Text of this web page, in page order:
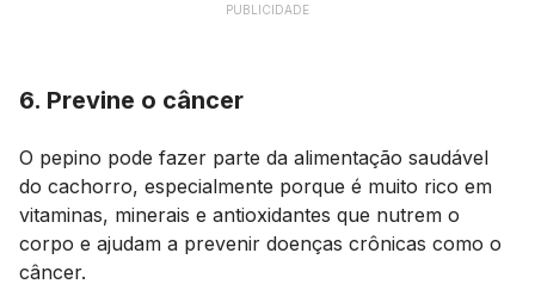
PUBLICIDADE
6. Previne o câncer
O pepino pode fazer parte da alimentação saudável
do cachorro, especialmente porque é muito rico em
vitaminas, minerais e antioxidantes que nutrem o
corpo e ajudam a prevenir doenças crônicas como o
câncer.